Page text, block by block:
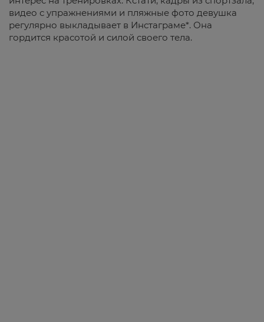
видео с упражнениями и пляжные фото девушка
регулярно выкладывает в Инстаграме*. Она
гордится красотой и силой своего тела.